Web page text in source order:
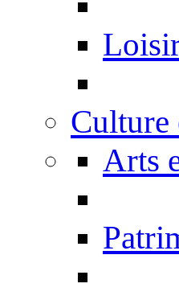
Culture
Arts